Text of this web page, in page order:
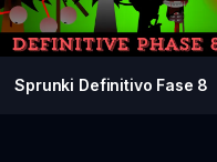
Sprunki Definitivo Fase 8